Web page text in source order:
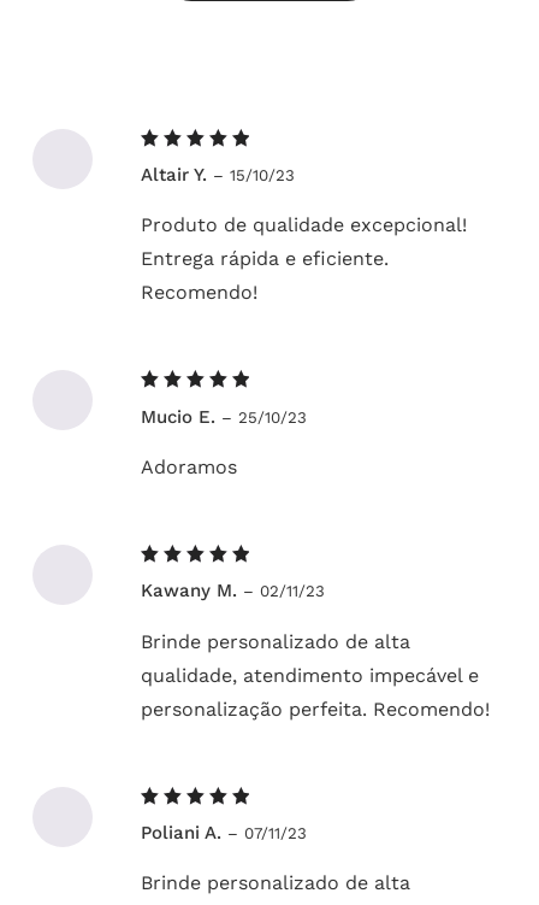
5de 5
Altair Y. – 15/10/23
Produto de qualidade excepcional!
Entrega rápida e eficiente.
Recomendo!
5de 5
Mucio E. – 25/10/23
Adoramos
5de 5
Kawany M. – 02/11/23
Brinde personalizado de alta
qualidade, atendimento impecável e
personalização perfeita. Recomendo!
5de 5
Poliani A. – 07/11/23
Brinde personalizado de alta